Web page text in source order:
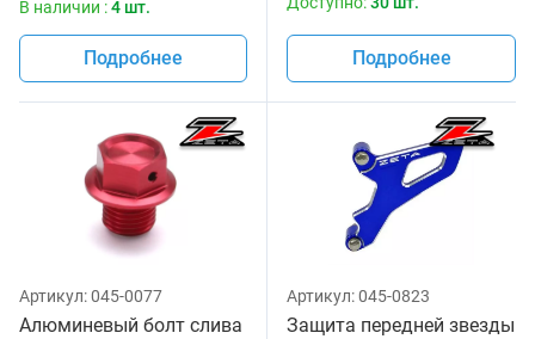
В наличии :4 шт.
Подробнее Подробнее
Артикул:045-0077
Алюминевый болт слива
Артикул:045-0823
Защита передней звезды